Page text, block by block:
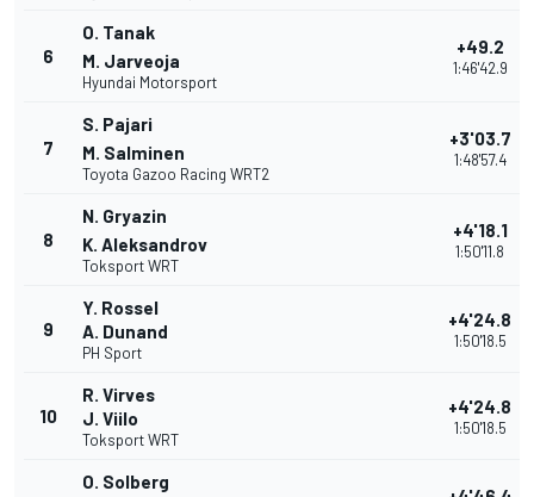
6
O. Tanak
M. Jarveoja
Hyundai Motorsport
+49.2
1:46'42.9
7
S. Pajari
M. Salminen
Toyota Gazoo Racing WRT2
+3'03.7
1:48'57.4
8
N. Gryazin
K. Aleksandrov
Toksport WRT
+4'18.1
1:50'11.8
9
Y. Rossel
A. Dunand
PH Sport
+4'24.8
1:50'18.5
10
R. Virves
J. Viilo
Toksport WRT
+4'24.8
1:50'18.5
O. Solberg